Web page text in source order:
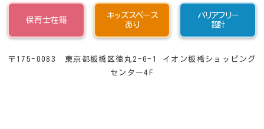
保育士在籍
キッズスペース
あり
バリアフリー
設計
〒175-0083 東京都板橋区徳丸2-6-1 イオン板橋ショッピング
センター4F